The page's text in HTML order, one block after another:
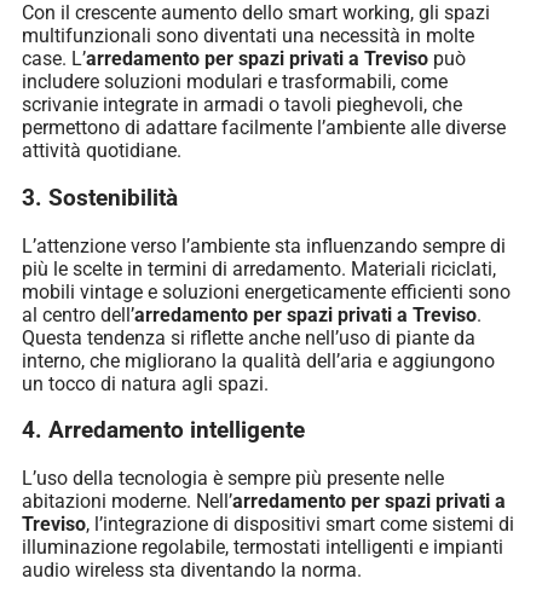
Con il crescente aumento dello smart working, gli spazi
multifunzionali sono diventati una necessità in molte
case. L’arredamento per spazi privati a Treviso può
includere soluzioni modulari e trasformabili, come
scrivanie integrate in armadi o tavoli pieghevoli, che
permettono di adattare facilmente l’ambiente alle diverse
attività quotidiane.
3. Sostenibilità
L’attenzione verso l’ambiente sta influenzando sempre di
più le scelte in termini di arredamento. Materiali riciclati,
mobili vintage e soluzioni energeticamente efficienti sono
al centro dell’arredamento per spazi privati a Treviso.
Questa tendenza si riflette anche nell’uso di piante da
interno, che migliorano la qualità dell’aria e aggiungono
un tocco di natura agli spazi.
4. Arredamento intelligente
L’uso della tecnologia è sempre più presente nelle
abitazioni moderne. Nell’arredamento per spazi privati a
Treviso, l’integrazione di dispositivi smart come sistemi di
illuminazione regolabile, termostati intelligenti e impianti
audio wireless sta diventando la norma.